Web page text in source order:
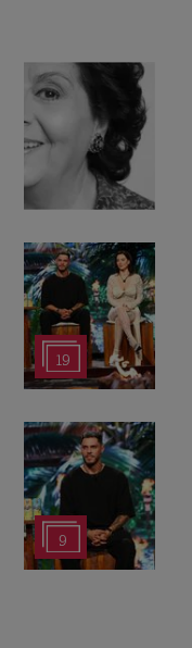
19
9